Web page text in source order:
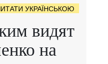
УКРАЇНСЬКОЮ
видят
на